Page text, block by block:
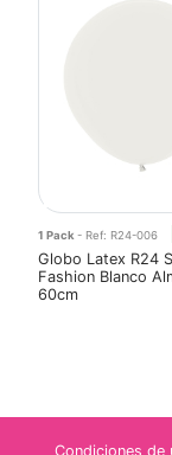
1 Pack - Ref: R24-006
Globo Latex R24
Fashion Blanco
60cm
Condiciones de